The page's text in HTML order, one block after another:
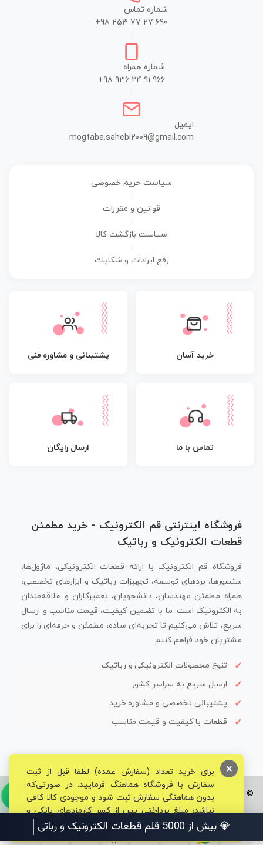
شماره تماس
+98 253 77 27 690
شماره همراه
+98 936 24 91 966
ایمیل
mogtaba.sahebi2009@gmail.com
سیاست حریم خصوصی
قوانین و مقررات
سیاست بازگشت کالا
رفع ایرادات و شکایات
خرید آسان پشتیبانی و مشاوره فنی
تماس با ما ارسال رایگان
فروشگاه اینترنتی قم الکترونیک - خرید مطمئن
قطعات الکترونیک و رباتیک
فروشگاه قم الکترونیک با ارائه قطعات الکترونیکی، ماژول‌ها،
سنسورها، بردهای توسعه، تجهیزات رباتیک و ابزارهای تخصصی،
همراه مطمئن مهندسان، دانشجویان، تعمیرکاران و علاقه‌مندان
به الکترونیک است. ما با تضمین کیفیت، قیمت مناسب و ارسال
سریع، تلاش می‌کنیم تا تجربه‌ای ساده، مطمئن و حرفه‌ای را برای
مشتریان خود فراهم کنیم.
تنوع محصولات الکترونیکی و رباتیک
ارسال سریع به سراسر کشور
پشتیبانی تخصصی و مشاوره خرید
قطعات با کیفیت و قیمت مناسب
© تمامی حقوق برای فروشگاه تخصصی قم الکترونیک محفوظ می‌باشد.
برای خرید تعداد (سفارش عمده) لطفا قبل از ثبت
سفارش با فروشگاه هماهنگ فرمایید. در صورتی‌که
بدون هماهنگی سفارش ثبت شود و موجودی کالا کافی
نباشد، مبلغ پرداختی پس از کسر کارمزدهای بانکی و
مالیاتی به حساب شما بازگشت داده خواهد شد.
×
💎 بیش از 5000 قلم قطعات الکترونیک و رباتیک